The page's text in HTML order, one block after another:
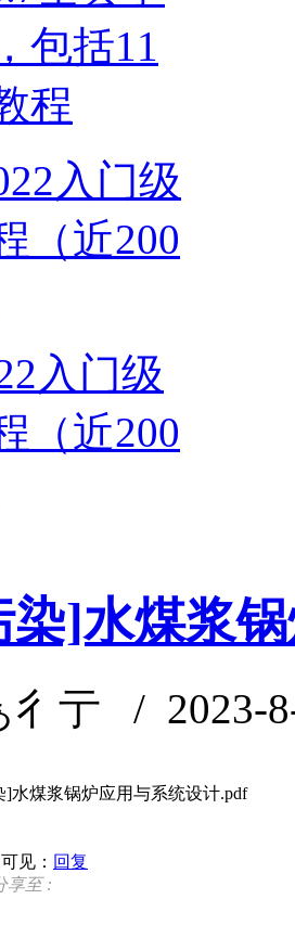
包括11
程
入门级
（近200
染]水煤浆
彳亍 / 2023-
水煤浆锅炉应用与系统设计.pdf
见： 回复
享至 :